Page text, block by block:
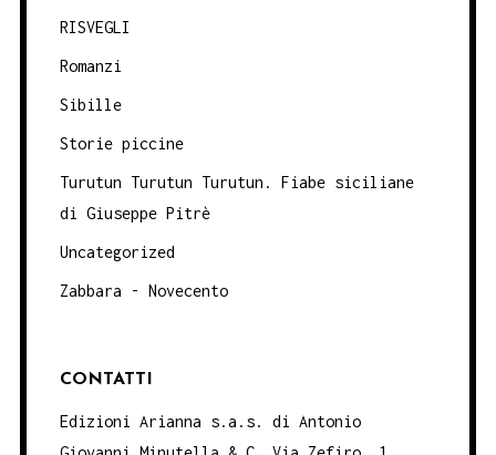
RISVEGLI
Romanzi
Sibille
Storie piccine
Turutun Turutun Turutun. Fiabe siciliane
di Giuseppe Pitrè
Uncategorized
Zabbara - Novecento
CONTATTI
Edizioni Arianna s.a.s. di Antonio